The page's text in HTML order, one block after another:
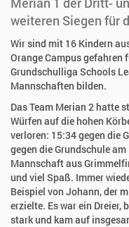
weiteren Siegen für
Wir sind mit 16 Kindern
Orange Campus gefahren
Grundschulliga Schools
Mannschaften bilden.
Das Team Merian 2 hatte
Würfen auf die hohen
verloren: 15:34 gegen die
gegen die Grundschule
Mannschaft aus
und viel Spaß. Immer
Beispiel von Johann, der
erzielte. Es war ein Dreier,
stark und kam auf